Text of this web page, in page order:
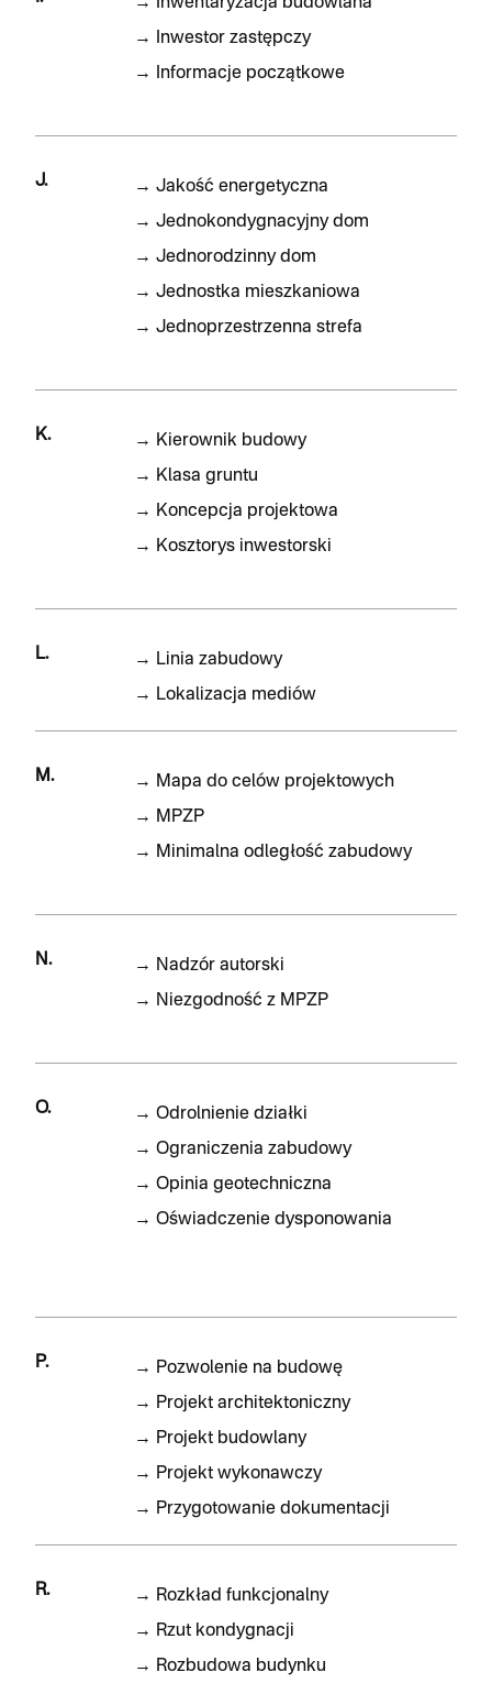
→
Inwestor zastępczy
→
Informacje początkowe
J. → Jakość energetyczna
→ Jednokondygnacyjny dom
→ Jednorodzinny dom
→ Jednostka mieszkaniowa
→ Jednoprzestrzenna strefa
K. → Kierownik budowy
→ Klasa gruntu
→ Koncepcja projektowa
→ Kosztorys inwestorski
L. → Linia zabudowy
→ Lokalizacja mediów
M. → Mapa do celów projektowych
→ MPZP
→ Minimalna odległość zabudowy
N. →
Nadzór autorski
→
Niezgodność z MPZP
O. → Odrolnienie działki
→ Ograniczenia zabudowy
→ Opinia geotechniczna
→ Oświadczenie dysponowania
P. → Pozwolenie na budowę
→ Projekt architektoniczny
→ Projekt budowlany
→ Projekt wykonawczy
→ Przygotowanie dokumentacji
R. → Rozkład funkcjonalny
→ Rzut kondygnacji
→ Rozbudowa budynku